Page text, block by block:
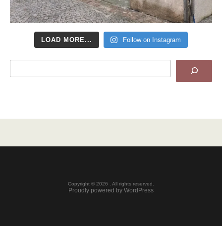
LOAD MORE... Follow on Instagram
Copyright © 2026 . All rights reserved.
Proudly powered by WordPress